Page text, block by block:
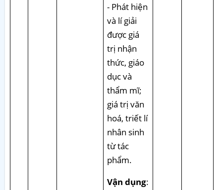
- Phát hiện
và lí giải
được giá
trị nhận
thức, giáo
dục và
thẩm mĩ;
giá trị văn
hoá, triết lí
nhân sinh
từ tác
phẩm.
Vận dụng: